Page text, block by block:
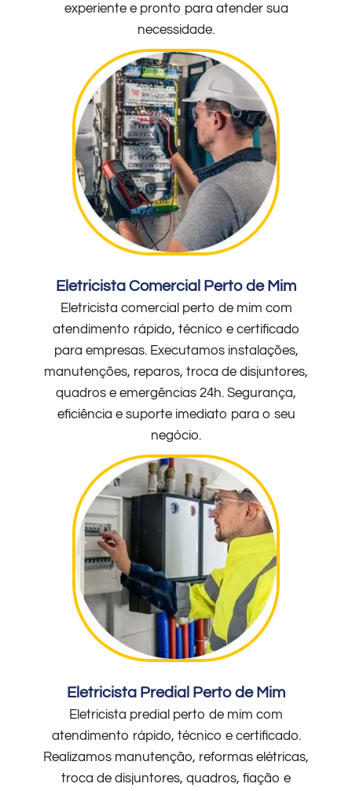
experiente e pronto para atender sua
necessidade.
Eletricista Comercial Perto de Mim
Eletricista comercial perto de mim com
atendimento rápido, técnico e certificado
para empresas. Executamos instalações,
manutenções, reparos, troca de disjuntores,
quadros e emergências 24h. Segurança,
eficiência e suporte imediato para o seu
negócio.
Eletricista Predial Perto de Mim
Eletricista predial perto de mim com
atendimento rápido, técnico e certificado.
Realizamos manutenção, reformas elétricas,
troca de disjuntores, quadros, fiação e